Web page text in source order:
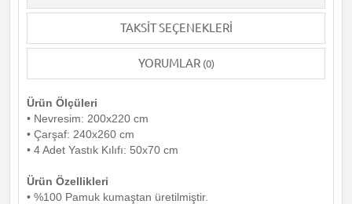
TAKSIT SEÇENEKLERI
YORUMLAR (0)
Ürün Ölçüleri
• Nevresim: 200x220 cm
• Çarşaf: 240x260 cm
• 4 Adet Yastık Kılıfı: 50x70 cm
Ürün Özellikleri
• %100 Pamuk kumaştan üretilmiştir.